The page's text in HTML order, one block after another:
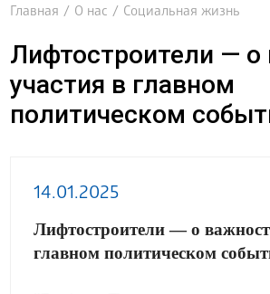
Главная / О нас / Социальная жизнь
Лифтостроители — о
участия в главном
политическом
14.01.2025
Лифтостроители — о
главном политическом